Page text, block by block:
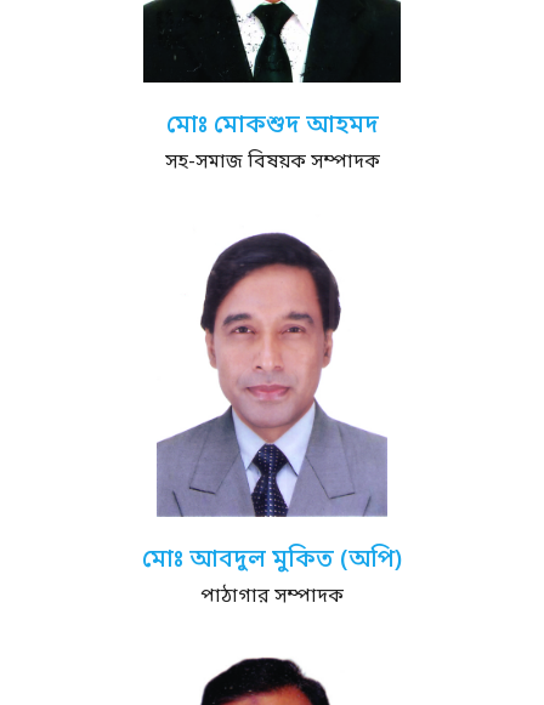
মোঃ মোকশুদ আহমদ
সহ-সমাজ বিষয়ক সম্পাদক
মোঃ আবদুল মুকিত (অপি)
পাঠাগার সম্পাদক